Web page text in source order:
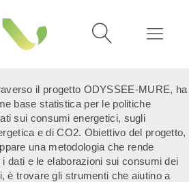
il progetto ODYSSEE-MURE, ha
base statistica per le politiche
sui consumi energetici, sugli
e di CO2. Obiettivo del progetto,
una metodologia che rende
dati e le elaborazioni sui consumi dei
è trovare gli strumenti che aiutino a